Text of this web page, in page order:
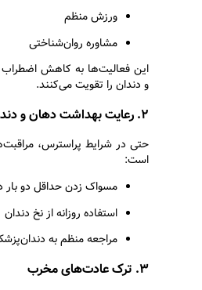
ورزش منظم
مشاوره روان‌شناختی
این فعالیت‌ها به کاهش
و دندان را تقویت می‌کنند.
۲. رعایت بهداشت دهان و دندان
حتی در شرایط پراسترس،
است:
مسواک زدن حداقل دو بار
استفاده روزانه از نخ دندان
مراجعه منظم به
۳. ترک عادت‌های مخرب